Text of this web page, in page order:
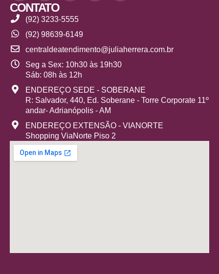
CONTATO
(92) 3233-5555
(92) 98639-6149
centraldeatendimento@juliaherrera.com.br
Seg a Sex: 10h30 às 19h30
Sáb: 08h às 12h
ENDEREÇO SEDE - SOBERANE
R: Salvador, 440, Ed. Soberane - Torre Corporate 11º
andar- Adrianópolis - AM
ENDEREÇO EXTENSÃO - VIANORTE
Shopping ViaNorte Piso 2